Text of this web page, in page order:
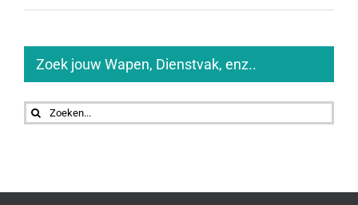
Zoek jouw Wapen, Dienstvak, enz..
Zoeken
naar: